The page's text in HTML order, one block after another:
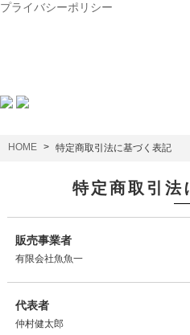
プライバシーポリシー
HOME 特定商取引法に基づく表記
特定商取引法
販売事業者
有限会社魚魚一
代表者
仲村健太郎